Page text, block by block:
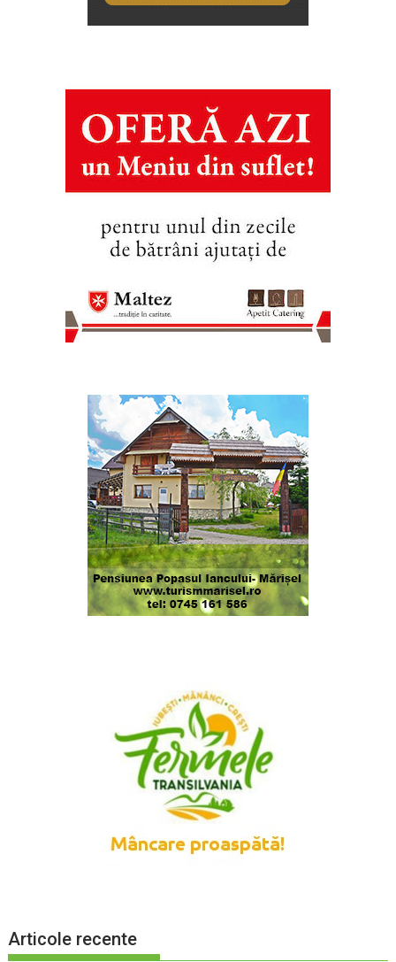
Articole recente